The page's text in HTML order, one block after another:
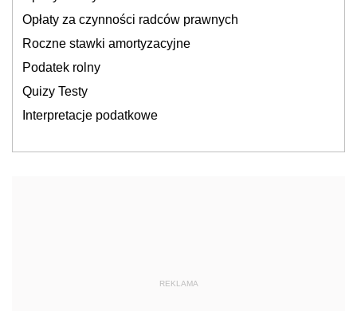
Opłaty za czynności radców prawnych
Roczne stawki amortyzacyjne
Podatek rolny
Quizy Testy
Interpretacje podatkowe
REKLAMA